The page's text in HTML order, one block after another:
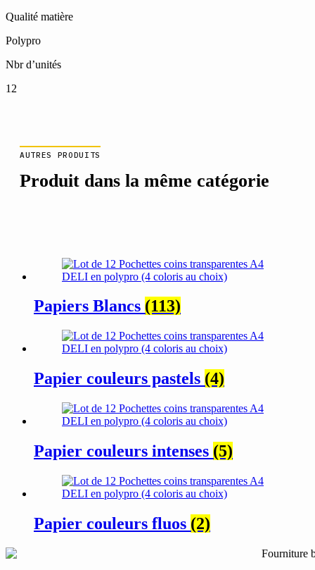
Qualité matière
Polypro
Nbr d’unités
12
AUTRES PRODUITS
Produit dans la même catégorie
Papiers Blancs (113)
Papier couleurs pastels (4)
Papier couleurs intenses (5)
Papier couleurs fluos (2)